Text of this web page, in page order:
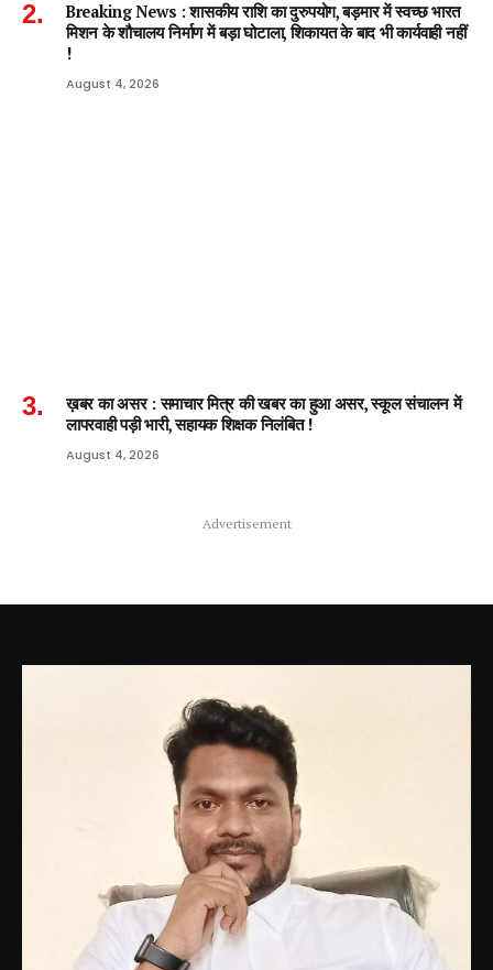
Breaking News : शासकीय राशि का दुरुपयोग, बड़मार में स्वच्छ भारत
मिशन के शौचालय निर्माण में बड़ा घोटाला, शिकायत के बाद भी कार्यवाही नहीं
!
August 4, 2026
ख़बर का असर : समाचार मित्र की खबर का हुआ असर, स्कूल संचालन में
लापरवाही पड़ी भारी, सहायक शिक्षक निलंबित !
August 4, 2026
Advertisement